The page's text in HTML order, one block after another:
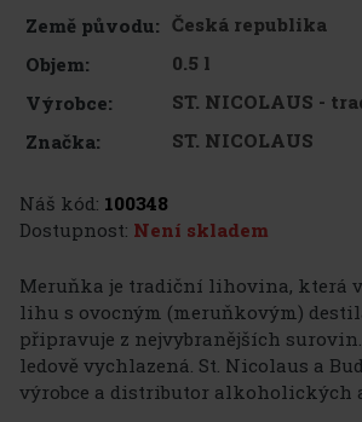
Země původu: Česká republika
Objem:
0.5 l
Výrobce:
ST. NICOLAUS -
Značka:
ST. NICOLAUS
Náš kód: 100348
Dostupnost: Není skladem
Meruňka je tradiční lihovina, která
lihu s ovocným (meruňkovým)
připravuje z nejvybranějších
ledově vychlazená. St. Nicolaus a
výrobce a distributor alkoholických